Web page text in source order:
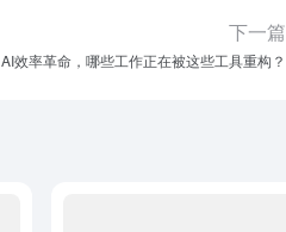
下一篇
AI效率革命，哪些工作正在被这些工具重构？